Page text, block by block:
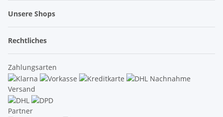
Unsere Shops
Rechtliches
Zahlungsarten
Versand
Partner